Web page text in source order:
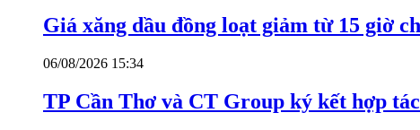
Giá xăng dầu đồng loạt giảm từ 15 giờ
06/08/2026 15:34
TP Cần Thơ và CT Group ký kết hợp